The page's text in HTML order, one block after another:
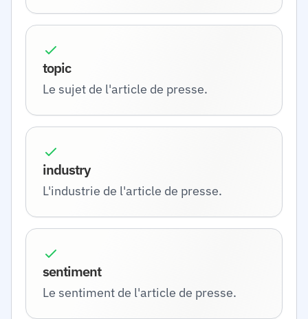
topic
Le sujet de l'article de presse.
industry
L'industrie de l'article de presse.
sentiment
Le sentiment de l'article de presse.